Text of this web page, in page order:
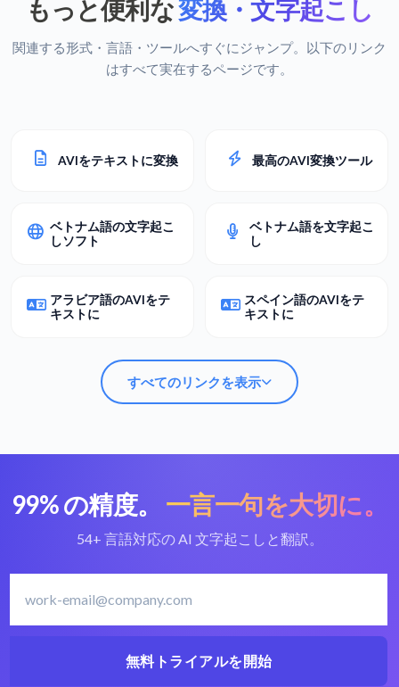
もっと便利な変換・文字起こし
関連する形式・言語・ツールへすぐにジャンプ。以下のリンク
はすべて実在するページです。
AVIをテキストに変換 最高のAVI変換ツール
ベトナム語の文字起こ
しソフト
ベトナム語を文字起こ
し
アラビア語のAVIをテ
キストに
スペイン語のAVIをテ
キストに
すべてのリンクを表示
AVIをテキストに変換 最高のAVI変換ツール
ベトナム語の文字起こ
ベトナム語を文字起こ
99% の精度。 一言一句を大切に。
54+ 言語対応の AI 文字起こしと翻訳。
無料トライアルを開始